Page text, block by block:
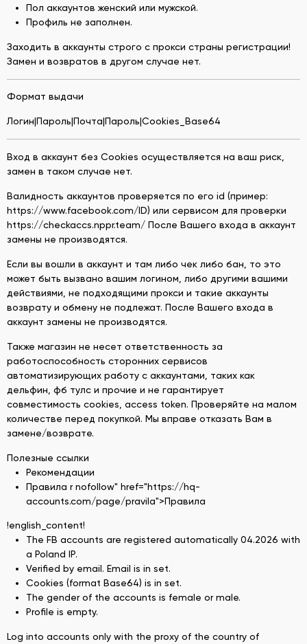
Пол аккаунтов женский или мужской.
Профиль не заполнен.
Заходить в аккаунты строго с прокси страны регистрации!
Замен и возвратов в другом случае нет.
Формат выдачи
Логин|Пароль|Почта|Пароль|Cookies_Base64
Вход в аккаунт без Cookies осуществляется на ваш риск,
замен в таком случае нет.
Валидность аккаунтов проверяется по его id (пример:
https://www.facebook.com/ID) или сервисом для проверки
https://checkaccs.nppr.team/ После Вашего входа в аккаунт
замены не производятся.
Если вы вошли в аккаунт и там либо чек либо бан, то это
может быть вызвано вашим логином, либо другими вашими
действиями, не подходящими прокси и такие аккаунты
возврату и обмену не подлежат. После Вашего входа в
аккаунт замены не производятся.
Также магазин не несет ответственность за
работоспособность сторонних сервисов
автоматизирующих работу с аккаунтами, таких как
дельфин, фб тулс и прочие и не гарантирует
совместимость cookies, access token. Проверяйте на малом
количестве перед покупкой. Мы вправе отказать Вам в
замене/возврате.
Полезные ссылки
Рекомендации
Правила r nofollow" href="https://hq-
accounts.com/page/pravila">Правила
!english_content!
The FB accounts are registered automatically 04.2026 with
a Poland IP.
Verified by email. Email is in set.
Cookies (format Base64) is in set.
The gender of the accounts is female or male.
Profile is empty.
Log into accounts only with the proxy of the country of